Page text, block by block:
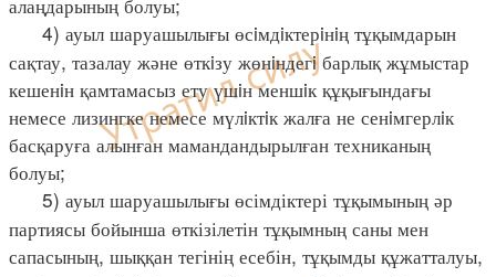
4) ауыл шаруашылығы өсiмдiктерiнiң тұқымдарын
сақтау, тазалау және өткiзу жөнiндегi барлық жұмыстар
кешенiн қамтамасыз ету үшiн меншiк құқығындағы
немесе лизингке немесе мүлiктiк жалға не сенiмгерлiк
басқаруға алынған мамандандырылған техниканың
болуы;
5) ауыл шаруашылығы өсімдіктері тұқымының әр
партиясы бойынша өткізілетін тұқымның саны мен
сапасының, шыққан тегінің есебін, тұқымды құжатталуы,